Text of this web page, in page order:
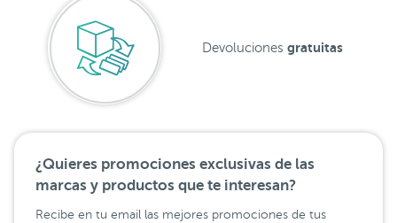
Devoluciones gratuitas
¿Quieres promociones exclusivas de las
marcas y productos que te interesan?
Recibe en tu email las mejores promociones de tus